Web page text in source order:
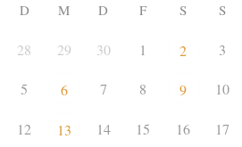
D M D F S S
28 29 30 1 2 3
5 6 7 8 9 10
12 13 14 15 16 17